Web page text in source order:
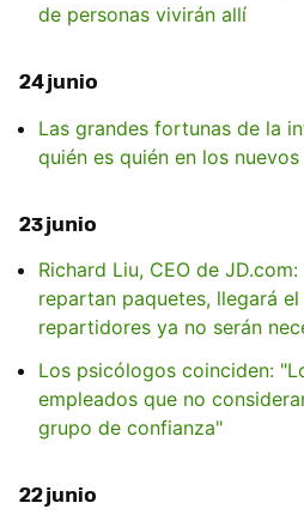
de personas vivirán allí
24 junio
Las grandes fortunas de la
quién es quién en los
23 junio
Richard Liu, CEO de
repartan paquetes, llegará
repartidores ya no serán
Los psicólogos coinciden:
empleados que no
grupo de confianza"
22 junio